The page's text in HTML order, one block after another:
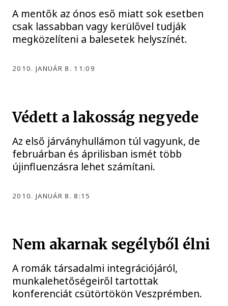
A mentők az ónos eső miatt sok esetben
csak lassabban vagy kerülővel tudják
megközelíteni a balesetek helyszínét.
2010. JANUÁR 8. 11:09
Védett a lakosság negyede
Az első járványhullámon túl vagyunk, de
februárban és áprilisban ismét több
újinfluenzásra lehet számítani.
2010. JANUÁR 8. 8:15
Nem akarnak segélyből élni
A romák társadalmi integrációjáról,
munkalehetőségeiről tartottak
konferenciát csütörtökön Veszprémben.